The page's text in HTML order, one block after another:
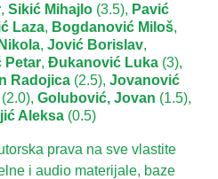
, Sikić Mihajlo (3.5), Pavić
Laza, Bogdanović Miloš,
, Jović Borislav,
Petar, Đukanović Luka (3),
Radojica (2.5), Jovanović
(2.0), Golubović, Jovan (1.5),
Aleksa (0.5)
prava na sve vlastite
i audio materijale, baze